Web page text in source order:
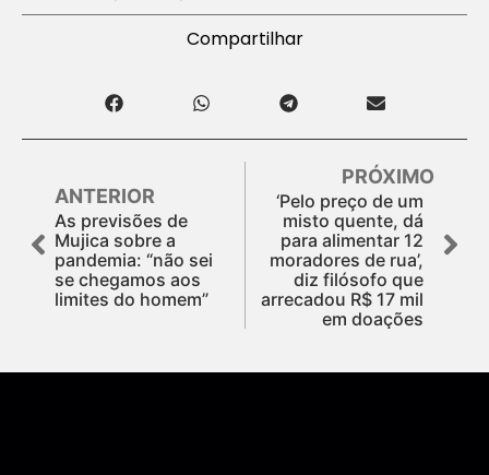
Compartilhar
ANTERIOR
As previsões de
Mujica sobre a
pandemia: “não sei
se chegamos aos
limites do homem”
PRÓXIMO
‘Pelo preço de um
misto quente, dá
para alimentar 12
moradores de rua’,
diz filósofo que
arrecadou R$ 17 mil
em doações